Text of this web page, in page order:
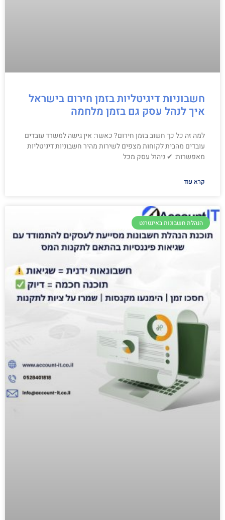
חשבוניות דיגיטליות בזמן חירום בישראל
איך לנהל עסק גם בזמן מלחמה
למה זה כל כך חשוב בזמן חירום? כאשר: אין גישה למשרד עובדים
עובדים מהבית לקוחות מצפים לשירות מהיר חשבוניות דיגיטליות
מאפשרות: ✔ ניהול עסק מכל
קרא עוד
הנהלת חשבונות באינטרנט